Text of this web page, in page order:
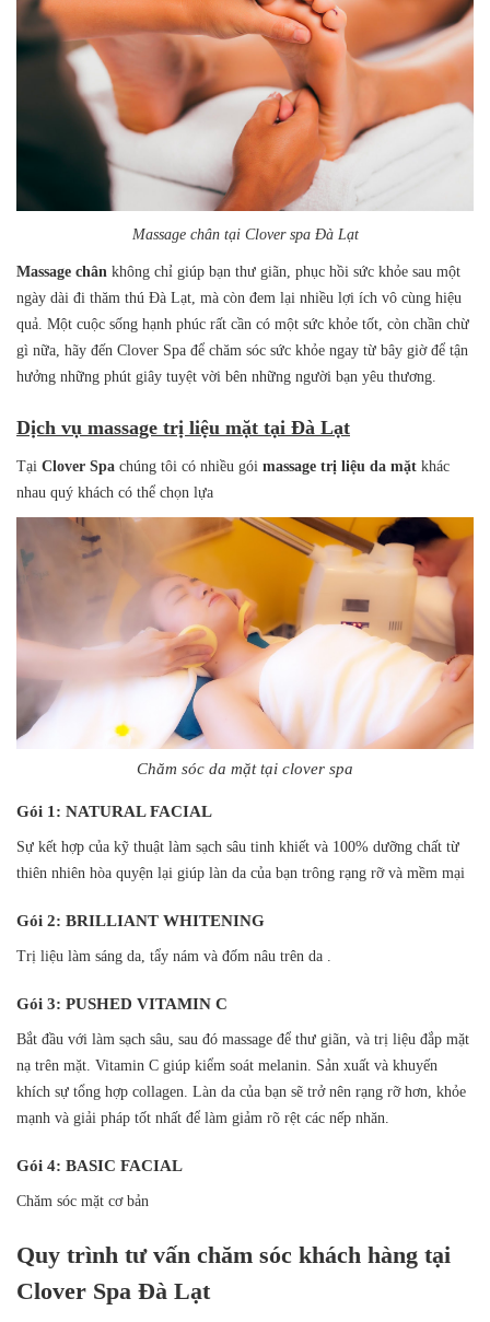
Massage chân tại Clover spa Đà Lạt
Massage chân không chỉ giúp bạn thư giãn, phục hồi sức khỏe sau một
ngày dài đi thăm thú Đà Lạt, mà còn đem lại nhiều lợi ích vô cùng hiệu
quả. Một cuộc sống hạnh phúc rất cần có một sức khỏe tốt, còn chần chừ
gì nữa, hãy đến Clover Spa để chăm sóc sức khỏe ngay từ bây giờ để tận
hưởng những phút giây tuyệt vời bên những người bạn yêu thương.
Dịch vụ massage trị liệu mặt tại Đà Lạt
Tại Clover Spa chúng tôi có nhiều gói massage trị liệu da mặt khác
nhau quý khách có thể chọn lựa
Chăm sóc da mặt tại clover spa
Gói 1: NATURAL FACIAL
Sự kết hợp của kỹ thuật làm sạch sâu tinh khiết và 100% dưỡng chất từ
thiên nhiên hòa quyện lại giúp làn da của bạn trông rạng rỡ và mềm mại
Gói 2: BRILLIANT WHITENING
Trị liệu làm sáng da, tẩy nám và đốm nâu trên da .
Gói 3: PUSHED VITAMIN C
Bắt đầu với làm sạch sâu, sau đó massage để thư giãn, và trị liệu đắp mặt
nạ trên mặt. Vitamin C giúp kiểm soát melanin. Sản xuất và khuyến
khích sự tổng hợp collagen. Làn da của bạn sẽ trở nên rạng rỡ hơn, khỏe
mạnh và giải pháp tốt nhất để làm giảm rõ rệt các nếp nhăn.
Gói 4: BASIC FACIAL
Chăm sóc mặt cơ bản
Quy trình tư vấn chăm sóc khách hàng tại
Clover Spa Đà Lạt